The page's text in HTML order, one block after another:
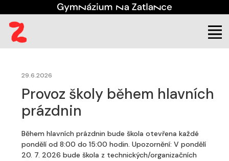
Aktuality(aktuální)
29.6.2026
Provoz školy během hlavních
prázdnin
Během hlavních prázdnin bude škola otevřena každé
pondělí od 8:00 do 15:00 hodin. Upozornění: V pondělí
20. 7. 2026 bude škola z technických/organizačních